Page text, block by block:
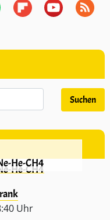
He-CH4
Uhr